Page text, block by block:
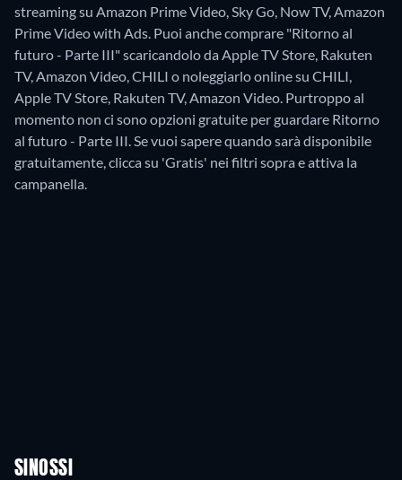
streaming su Amazon Prime Video, Sky Go, Now TV, Amazon
Prime Video with Ads. Puoi anche comprare "Ritorno al
futuro - Parte III" scaricandolo da Apple TV Store, Rakuten
TV, Amazon Video, CHILI o noleggiarlo online su CHILI,
Apple TV Store, Rakuten TV, Amazon Video. Purtroppo al
momento non ci sono opzioni gratuite per guardare Ritorno
al futuro - Parte III. Se vuoi sapere quando sarà disponibile
gratuitamente, clicca su 'Gratis' nei filtri sopra e attiva la
campanella.
SINOSSI